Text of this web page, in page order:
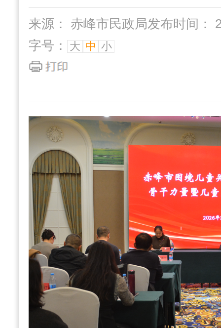
来源： 赤峰市民政局发布时间：
字号：
大 中 小